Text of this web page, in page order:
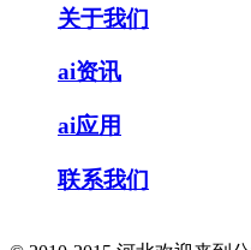
关于我们
ai资讯
ai应用
联系我们